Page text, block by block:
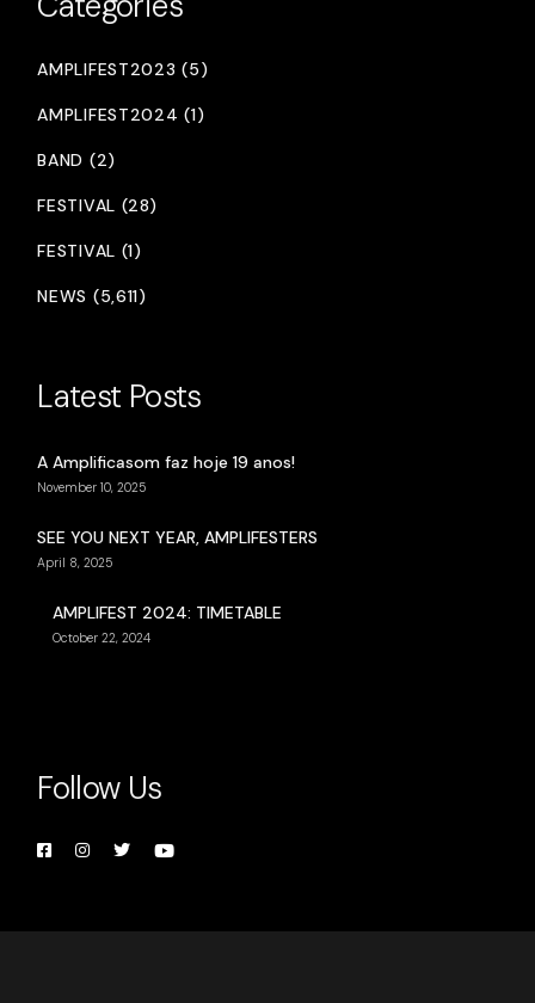
AMPLIFEST2023 (5)
AMPLIFEST2024 (1)
BAND (2)
FESTIVAL (28)
FESTIVAL (1)
NEWS (5,611)
Latest Posts
A Amplificasom faz hoje 19 anos!
November 10, 2025
SEE YOU NEXT YEAR, AMPLIFESTERS
April 8, 2025
AMPLIFEST 2024: TIMETABLE
October 22, 2024
Follow Us